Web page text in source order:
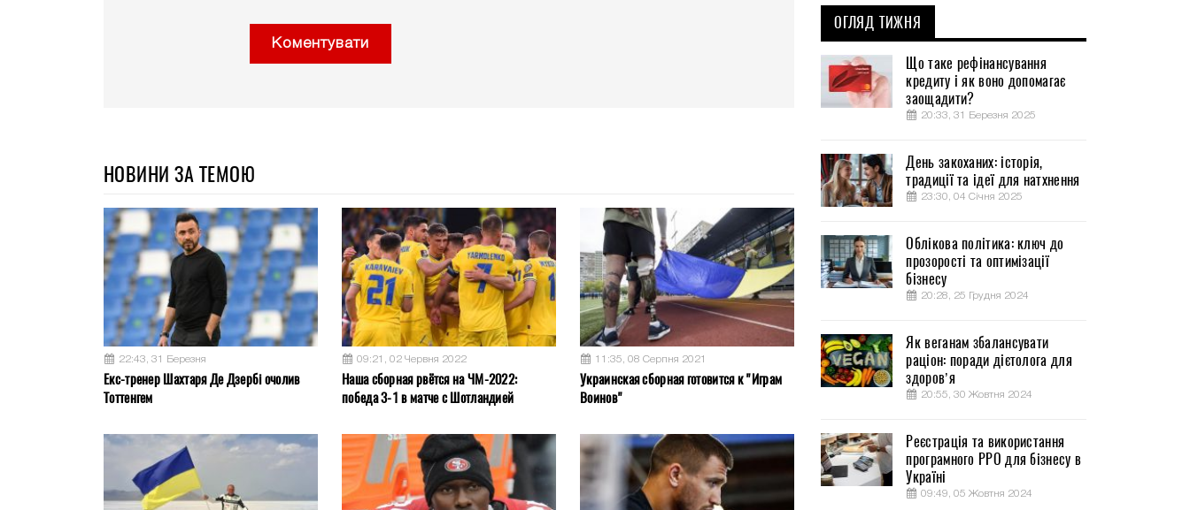
Коментувати
НОВИНИ ЗА ТЕМОЮ
22:43, 31 Березня
Екс-тренер Шахтаря Де Дзербі очолив
Тоттенгем
09:21, 02 Червня 2022
Наша сборная рвётся на ЧМ-2022:
победа 3-1 в матче с Шотландией
11:35, 08 Серпня 2021
Украинская сборная готовится к "Играм
Воинов"
ОГЛЯД ТИЖНЯ
Що таке рефінансування
кредиту і як воно допомагає
заощадити?
20:33, 31 Березня 2025
День закоханих: історія,
традиції та ідеї для натхнення
23:30, 04 Січня 2025
Облікова політика: ключ до
прозорості та оптимізації
бізнесу
20:28, 25 Грудня 2024
Як веганам збалансувати
раціон: поради дієтолога для
здоров’я
20:55, 30 Жовтня 2024
Реєстрація та використання
програмного РРО для бізнесу в
Україні
09:49, 05 Жовтня 2024